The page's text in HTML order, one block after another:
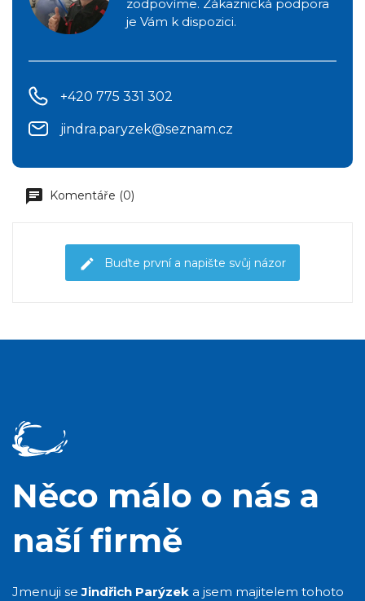
zodpovíme. Zákaznická podpora
je Vám k dispozici.
+420 775 331 302
jindra.paryzek@seznam.cz
Komentáře (0)
Buďte první a napište svůj názor
Něco málo o nás a
naší firmě
Jmenuji seJindřich Parýzek a jsem majitelem tohoto